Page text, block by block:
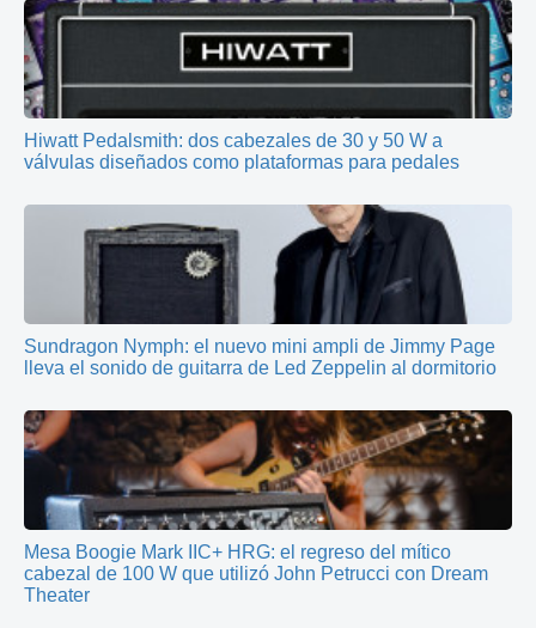
Hiwatt Pedalsmith: dos cabezales de 30 y 50 W a
válvulas diseñados como plataformas para pedales
Sundragon Nymph: el nuevo mini ampli de Jimmy Page
lleva el sonido de guitarra de Led Zeppelin al dormitorio
Mesa Boogie Mark IIC+ HRG: el regreso del mítico
cabezal de 100 W que utilizó John Petrucci con Dream
Theater